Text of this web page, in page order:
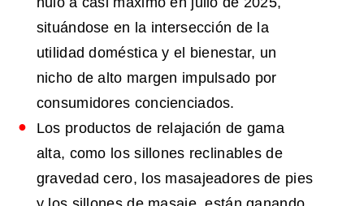
situándose en la intersección de la
utilidad doméstica y el bienestar, un
nicho de alto margen impulsado por
consumidores concienciados.
Los productos de relajación de gama
alta, como los sillones reclinables de
gravedad cero, los masajeadores de pies